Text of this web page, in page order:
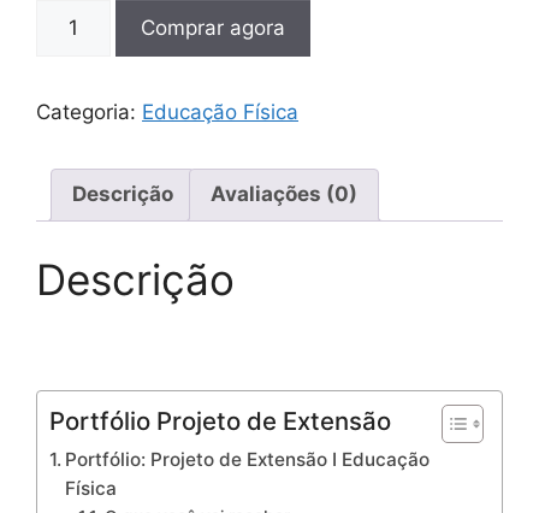
Comprar agora
Categoria: Educação Física
Descrição Avaliações (0)
Descrição
Portfólio Projeto de Extensão
Portfólio: Projeto de Extensão I Educação
Física